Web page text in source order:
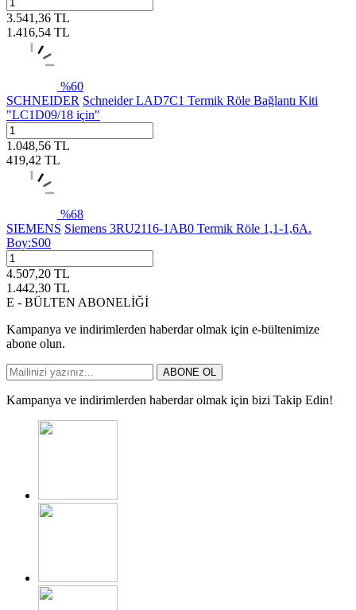
3.541,36 TL
1.416,54 TL
%60
SCHNEIDER Schneider LAD7C1 Termik Röle Bağlantı Kiti
"LC1D09/18 için"
1.048,56 TL
419,42 TL
%68
SIEMENS Siemens 3RU2116-1AB0 Termik Röle 1,1-1,6A.
Boy:S00
4.507,20 TL
1.442,30 TL
E - BÜLTEN ABONELİĞİ
Kampanya ve indirimlerden haberdar olmak için e-bültenimize
abone olun.
ABONE OL
Kampanya ve indirimlerden haberdar olmak için bizi Takip Edin!